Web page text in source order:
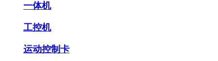
一体机
工控机
运动控制卡